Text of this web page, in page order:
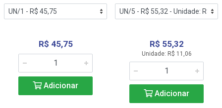
R$ 45,75
Adicionar
R$ 55,32
Unidade: R$ 11,06
Adicionar